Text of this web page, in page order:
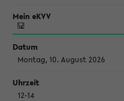
Montag, 10. August 2026
12-14